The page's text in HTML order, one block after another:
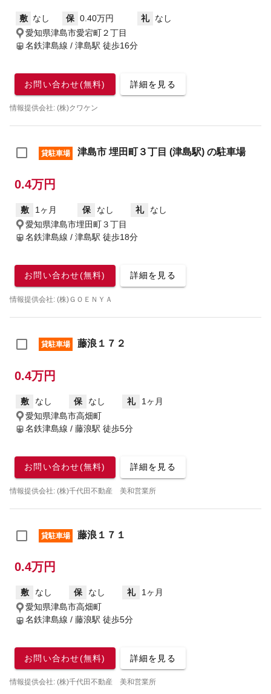
敷 なし 保 0.40万円 礼
なし
愛知県津島市愛宕町２丁目
名鉄津島線 / 津島駅 徒歩16分
お問い合わせ(無料) 詳細を見る
情報提供会社: (株)クワケン
貸駐車場 津島市 埋田町３丁目 (津島駅) の駐車場
0.4万円
敷 1ヶ月 保 なし 礼
なし
愛知県津島市埋田町３丁目
名鉄津島線 / 津島駅 徒歩18分
お問い合わせ(無料) 詳細を見る
情報提供会社: (株)ＧＯＥＮＹＡ
貸駐車場 藤浪１７２
0.4万円
敷 なし 保 なし 礼
1ヶ月
愛知県津島市高畑町
名鉄津島線 / 藤浪駅 徒歩5分
お問い合わせ(無料) 詳細を見る
情報提供会社: (株)千代田不動産 美和営業所
貸駐車場 藤浪１７１
0.4万円
敷 なし 保 なし 礼
1ヶ月
愛知県津島市高畑町
名鉄津島線 / 藤浪駅 徒歩5分
お問い合わせ(無料) 詳細を見る
情報提供会社: (株)千代田不動産 美和営業所